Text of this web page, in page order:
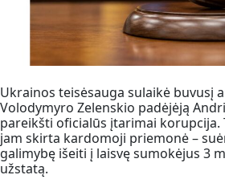
Ukrainos teisėsauga sulaikė buvusį
Volodymyro Zelenskio padėjėją
pareikšti oficialūs įtarimai korupcija.
jam skirta kardomoji priemonė –
galimybę išeiti į laisvę sumokėjus 3
užstatą.